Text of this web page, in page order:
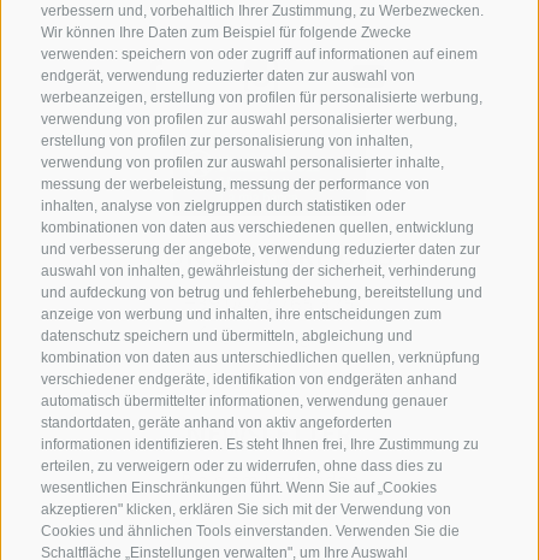
verbessern und, vorbehaltlich Ihrer Zustimmung, zu Werbezwecken.
Wir können Ihre Daten zum Beispiel für folgende Zwecke
verwenden: speichern von oder zugriff auf informationen auf einem
endgerät, verwendung reduzierter daten zur auswahl von
werbeanzeigen, erstellung von profilen für personalisierte werbung,
verwendung von profilen zur auswahl personalisierter werbung,
erstellung von profilen zur personalisierung von inhalten,
verwendung von profilen zur auswahl personalisierter inhalte,
messung der werbeleistung, messung der performance von
inhalten, analyse von zielgruppen durch statistiken oder
kombinationen von daten aus verschiedenen quellen, entwicklung
und verbesserung der angebote, verwendung reduzierter daten zur
auswahl von inhalten, gewährleistung der sicherheit, verhinderung
und aufdeckung von betrug und fehlerbehebung, bereitstellung und
anzeige von werbung und inhalten, ihre entscheidungen zum
datenschutz speichern und übermitteln, abgleichung und
kombination von daten aus unterschiedlichen quellen, verknüpfung
verschiedener endgeräte, identifikation von endgeräten anhand
automatisch übermittelter informationen, verwendung genauer
standortdaten, geräte anhand von aktiv angeforderten
informationen identifizieren. Es steht Ihnen frei, Ihre Zustimmung zu
erteilen, zu verweigern oder zu widerrufen, ohne dass dies zu
wesentlichen Einschränkungen führt. Wenn Sie auf „Cookies
akzeptieren" klicken, erklären Sie sich mit der Verwendung von
Cookies und ähnlichen Tools einverstanden. Verwenden Sie die
Schaltfläche „Einstellungen verwalten", um Ihre Auswahl
KONTAKTIERE UNS
+39 0472 765 325
info@sterzing.com
NEWSLETTER
Bleib am Laufenden